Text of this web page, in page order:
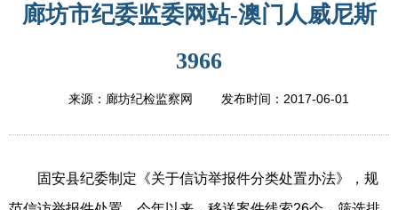
廊坊市纪委监委网站-澳门人威尼斯
3966
来源：廊坊纪检监察网 发布时间： 2017-06-01
固安县纪委制定《关于信访举报件分类处置办法》，规